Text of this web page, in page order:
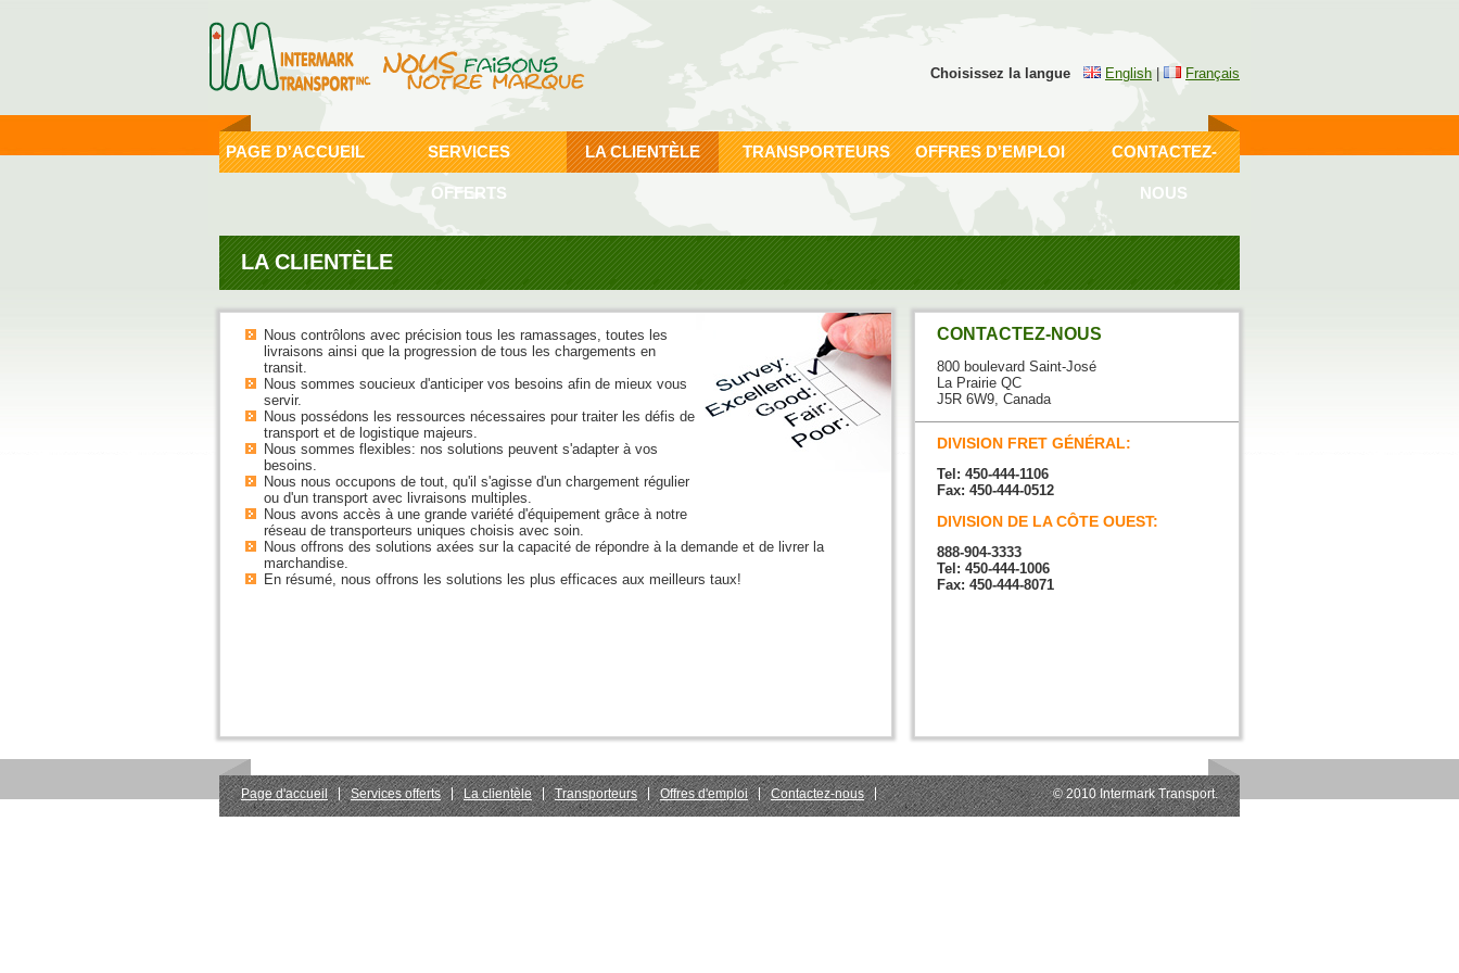
Choisissez la langue English Français
PAGE D'ACCUEIL SERVICES
OFFERTS
LA CLIENTÈLE TRANSPORTEURS OFFRES D'EMPLOI CONTACTEZ-
NOUS
LA CLIENTÈLE
Nous contrôlons avec précision tous les ramassages, toutes les
livraisons ainsi que la progression de tous les chargements en
transit.
Nous sommes soucieux d'anticiper vos besoins afin de mieux vous
servir.
Nous possédons les ressources nécessaires pour traiter les défis de
transport et de logistique majeurs.
Nous sommes flexibles: nos solutions peuvent s'adapter à vos
besoins.
Nous nous occupons de tout, qu'il s'agisse d'un chargement régulier
ou d'un transport avec livraisons multiples.
Nous avons accès à une grande variété d'équipement grâce à notre
réseau de transporteurs uniques choisis avec soin.
Nous offrons des solutions axées sur la capacité de répondre à la demande et de livrer la
marchandise.
En résumé, nous offrons les solutions les plus efficaces aux meilleurs taux!
CONTACTEZ-NOUS
800 boulevard Saint-José
La Prairie QC
J5R 6W9, Canada
DIVISION FRET GÉNÉRAL:
Tel: 450-444-1106
Fax: 450-444-0512
DIVISION DE LA CÔTE OUEST:
888-904-3333
Tel: 450-444-1006
Fax: 450-444-8071
Page d'accueil Services offerts La clientèle Transporteurs Offres d'emploi Contactez-nous © 2010 Intermark Transport.